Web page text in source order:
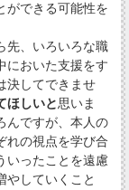
ができる可能性を
先、いろいろな職
においた支援をす
決してできませ
ほしいと思いま
んですが、本人の
れの視点を学び合
いったことを遠慮
やしていくこと